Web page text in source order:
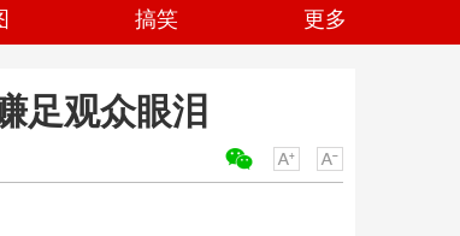
搞笑 更多
足观众眼泪